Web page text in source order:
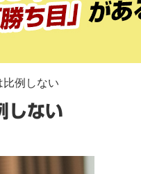
比例しない
しない